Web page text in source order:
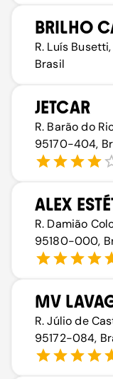
BRILHO
R. Luís
Brasil
JETCAR
R. Barão do
95170-404,
ALEX
R. Damião
95180-000,
MV
R. Júlio de
95172-084,